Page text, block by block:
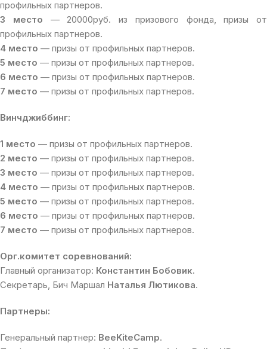
профильных партнеров.
3 место — 20000руб. из призового фонда, призы от
профильных партнеров.
4 место — призы от профильных партнеров.
5 место — призы от профильных партнеров.
6 место — призы от профильных партнеров.
7 место — призы от профильных партнеров.
Винчджиббинг:
1 место — призы от профильных партнеров.
2 место — призы от профильных партнеров.
3 место — призы от профильных партнеров.
4 место — призы от профильных партнеров.
5 место — призы от профильных партнеров.
6 место — призы от профильных партнеров.
7 место — призы от профильных партнеров.
Орг.комитет соревнований:
Главный организатор: Константин Бобовик.
Секретарь, Бич Маршал Наталья Лютикова.
Партнеры:
Генеральный партнер: BeeKiteCamp.